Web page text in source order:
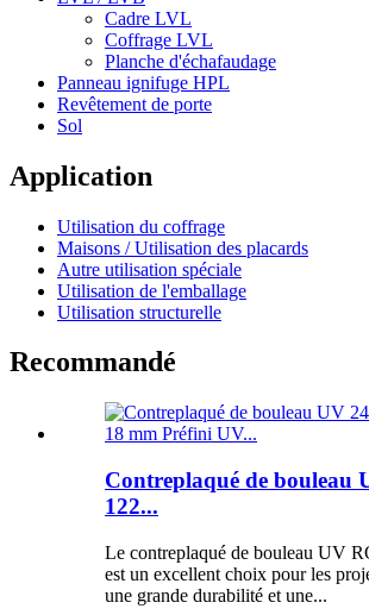
Cadre LVL
Coffrage LVL
Planche d'échafaudage
Panneau ignifuge HPL
Revêtement de porte
Sol
Application
Utilisation du coffrage
Maisons / Utilisation des placards
Autre utilisation spéciale
Utilisation de l'emballage
Utilisation structurelle
Recommandé
Contreplaqué de bouleau
122...
Le contreplaqué de bouleau UV
est un excellent choix pour les
une grande durabilité et une...